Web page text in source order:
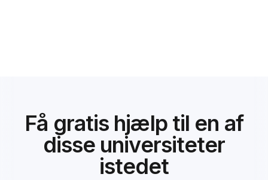
Få gratis hjælp til en af
disse universiteter
istedet